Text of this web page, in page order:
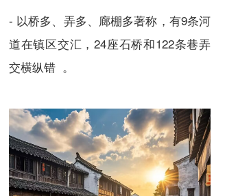
- 以桥多、弄多、廊棚多著称，有9条河
道在镇区交汇，24座石桥和122条巷弄
交横纵错 。